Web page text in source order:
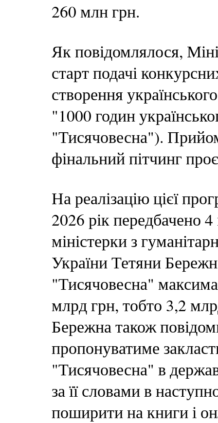
260 млн грн.
Як повідомлялося,
старт подачі
створення
"1000 годин
"Тисячовесна").
фінальний пітчинг
На реалізацію цієї
2026 рік передбачено
міністерки з
України Тетяни
"Тисячовесна"
млрд грн, тобто 3,2
Бережна також
пропонуватиме
"Тисячовесна" в
за її словами в
поширити на книги і